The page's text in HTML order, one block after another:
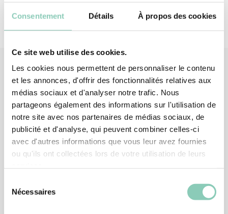
Consentement Détails À propos des cookies
Ce site web utilise des cookies.
Les cookies nous permettent de personnaliser le contenu
et les annonces, d'offrir des fonctionnalités relatives aux
médias sociaux et d'analyser notre trafic. Nous
partageons également des informations sur l'utilisation de
notre site avec nos partenaires de médias sociaux, de
publicité et d'analyse, qui peuvent combiner celles-ci
avec d'autres informations que vous leur avez fournies
ou qu'ils ont collectées lors de votre utilisation de leurs
Nécessaires
Produits associés